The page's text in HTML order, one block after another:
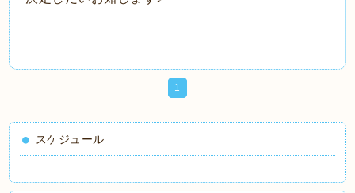
1
スケジュール